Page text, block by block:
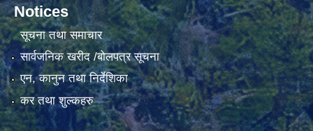
Notices
सूचना तथा समाचार
सार्वजनिक खरीद /बोलपत्र सूचना
एन, कानुन तथा निर्देशिका
कर तथा शुल्कहरु